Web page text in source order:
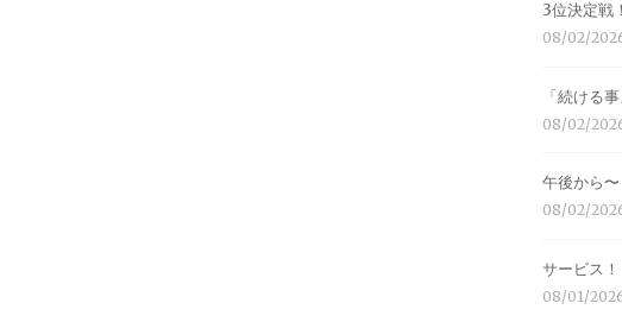
3位決定戦！
08/02/
「続ける事
08/02/
午後から〜
08/02/
サービス！
08/01/